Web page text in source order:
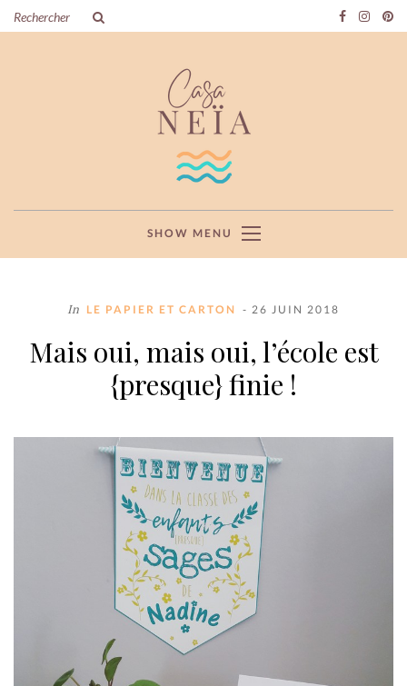
SHOW MENU
In LE PAPIER ET CARTON - 26 JUIN 2018
Mais oui, mais oui, l’école est
{presque} finie !